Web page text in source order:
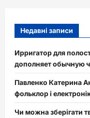
Недавні записи
Ирригатор для
дополняет обычную
Павленко Катерина
фольклор і
Чи можна зберігати